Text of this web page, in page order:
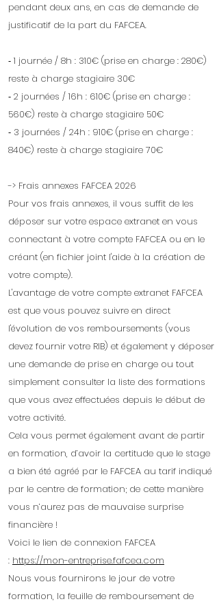
pendant deux ans, en cas de demande de
justificatif de la part du FAFCEA.
⁃ 1 journée / 8h : 310€ (prise en charge : 280€)
reste à charge stagiaire 30€
⁃ 2 journées / 16h : 610€ (prise en charge :
560€) reste à charge stagiaire 50€
⁃ 3 journées / 24h : 910€ (prise en charge :
840€) reste à charge stagiaire 70€
-> Frais annexes FAFCEA 2026
Pour vos frais annexes, il vous suffit de les
déposer sur votre espace extranet en vous
connectant à votre compte FAFCEA ou en le
créant (en fichier joint l'aide à la création de
votre compte).
L'avantage de votre compte extranet FAFCEA
est que vous pouvez suivre en direct
l'évolution de vos remboursements (vous
devez fournir votre RIB) et également y déposer
une demande de prise en charge ou tout
simplement consulter la liste des formations
que vous avez effectuées depuis le début de
votre activité.
Cela vous permet également avant de partir
en formation, d’avoir la certitude que le stage
a bien été agréé par le FAFCEA au tarif indiqué
par le centre de formation; de cette manière
vous n’aurez pas de mauvaise surprise
financière !
Voici le lien de connexion FAFCEA
: https://mon-entreprise.fafcea.com
Nous vous fournirons le jour de votre
formation, la feuille de remboursement de